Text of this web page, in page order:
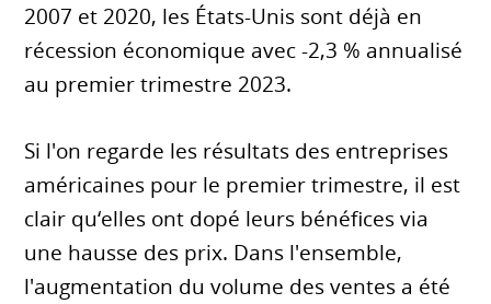
2007 et 2020, les États-Unis sont déjà en
récession économique avec -2,3 % annualisé
au premier trimestre 2023.
Si l'on regarde les résultats des entreprises
américaines pour le premier trimestre, il est
clair qu‘elles ont dopé leurs bénéfices via
une hausse des prix. Dans l'ensemble,
l'augmentation du volume des ventes a été